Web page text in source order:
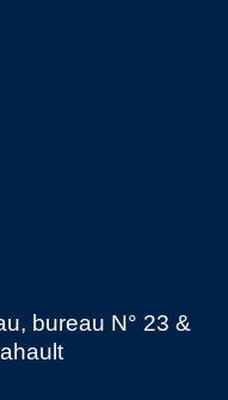
bureau N° 23 &